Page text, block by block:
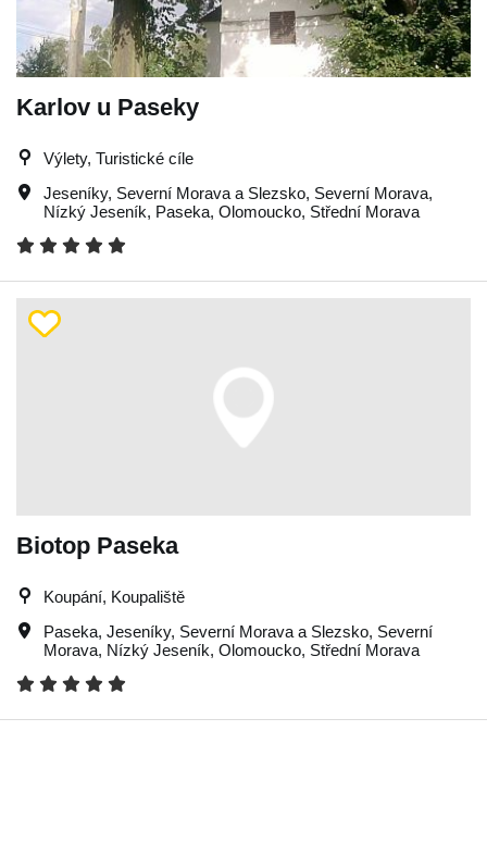
Karlov u Paseky
Výlety, Turistické cíle
Jeseníky, Severní Morava a Slezsko, Severní Morava,
Nízký Jeseník, Paseka, Olomoucko, Střední Morava
Biotop Paseka
Koupání, Koupaliště
Paseka, Jeseníky, Severní Morava a Slezsko, Severní
Morava, Nízký Jeseník, Olomoucko, Střední Morava